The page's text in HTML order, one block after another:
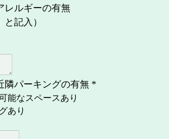
レルギーの有無
と記入）
隣パーキングの有無 *
能なスペースあり
あり